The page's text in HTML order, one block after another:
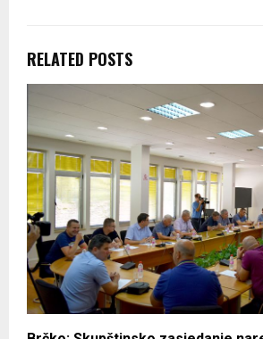
RELATED POSTS